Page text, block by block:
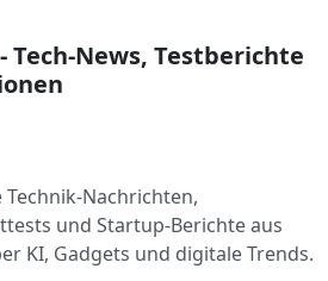
Tech-News, Testberichte
Nachrichten,
und Startup-Berichte aus
KI, Gadgets und digitale Trends.